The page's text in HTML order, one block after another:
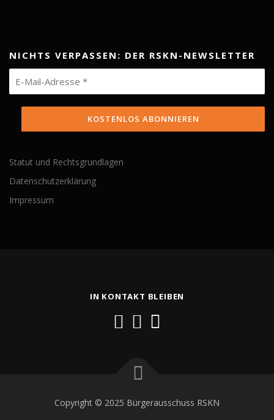
NICHTS VERPASSEN: DER RSKN-NEWSLETTER
Statut und Rechtsgrundlagen
Datenschutzerklärung
Impressum
IN KONTAKT BLEIBEN
Copyright © 2025 Bürgerausschuss RSKN